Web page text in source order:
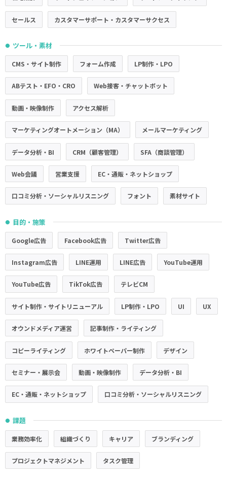
セールス カスタマーサポート・カスタマーサクセス
● ツール・素材
CMS・サイト制作 フォーム作成 LP制作・LPO
ABテスト・EFO・CRO Web接客・チャットボット
動画・映像制作 アクセス解析
マーケティングオートメーション（MA） メールマーケティング
データ分析・BI CRM（顧客管理） SFA（商談管理）
Web会議 営業支援 EC・通販・ネットショップ
口コミ分析・ソーシャルリスニング フォント 素材サイト
● 目的・施策
Google広告 Facebook広告 Twitter広告
Instagram広告 LINE運用 LINE広告 YouTube運用
YouTube広告 TikTok広告 テレビCM
サイト制作・サイトリニューアル LP制作・LPO UI UX
オウンドメディア運営 記事制作・ライティング
コピーライティング ホワイトペーパー制作 デザイン
セミナー・展示会 動画・映像制作 データ分析・BI
EC・通販・ネットショップ 口コミ分析・ソーシャルリスニング
● 課題
業務効率化 組織づくり キャリア ブランディング
プロジェクトマネジメント タスク管理